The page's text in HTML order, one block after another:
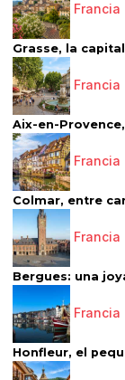
Francia
Grasse, la
Francia
Aix-en-
Francia
Colmar, entre
Francia
Bergues: una
Francia
Honfleur, el